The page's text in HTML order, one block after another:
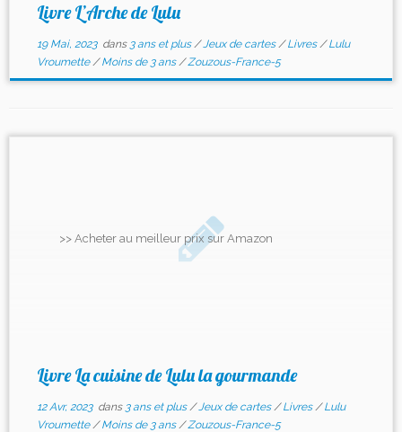
Livre L’Arche de Lulu
19 Mai, 2023dans 3 ans et plus/Jeux de cartes/Livres/Lulu
Vroumette/Moins de 3 ans/Zouzous-France-5
>> Acheter au meilleur prix sur Amazon
Livre La cuisine de Lulu la gourmande
12 Avr, 2023dans 3 ans et plus/Jeux de cartes/Livres/Lulu
Vroumette/Moins de 3 ans/Zouzous-France-5